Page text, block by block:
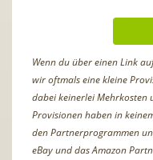
Wenn du über einen Link
wir oftmals eine kleine
dabei keinerlei Mehrkosten
Provisionen haben in
den Partnerprogrammen
eBay und das Amazon